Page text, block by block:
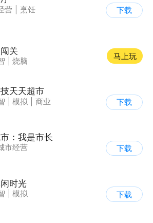
营
烹饪
下载
关
烧脑
马上玩
天天超市
模拟
商业
下载
：我是市长
市经营
下载
时光
模拟
下载